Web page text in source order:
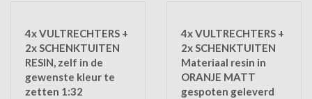
4x VULTRECHTERS +
2x SCHENKTUITEN
RESIN, zelf in de
gewenste kleur te
zetten 1:32
4x VULTRECHTERS +
2x SCHENKTUITEN
Materiaal resin in
ORANJE MATT
gespoten geleverd